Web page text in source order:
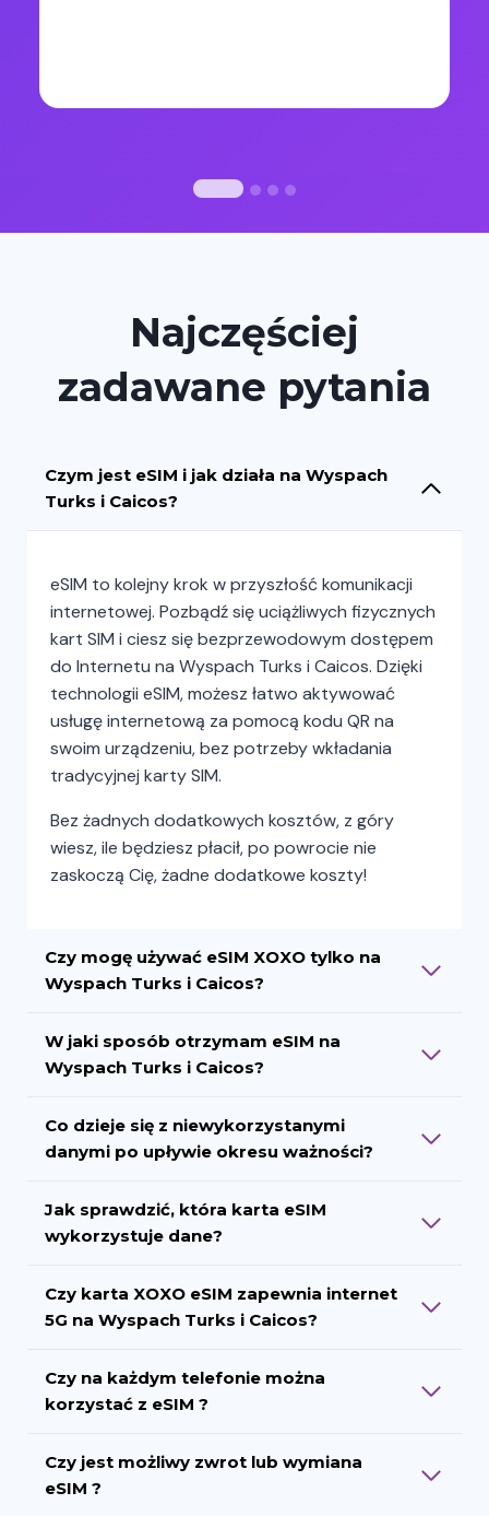
Najczęściej
zadawane pytania
Czym jest eSIM i jak działa na Wyspach
Turks i Caicos?
eSIM to kolejny krok w przyszłość komunikacji
internetowej. Pozbądź się uciążliwych fizycznych
kart SIM i ciesz się bezprzewodowym dostępem
do Internetu na Wyspach Turks i Caicos. Dzięki
technologii eSIM, możesz łatwo aktywować
usługę internetową za pomocą kodu QR na
swoim urządzeniu, bez potrzeby wkładania
tradycyjnej karty SIM.
Bez żadnych dodatkowych kosztów, z góry
wiesz, ile będziesz płacił, po powrocie nie
zaskoczą Cię, żadne dodatkowe koszty!
Czy mogę używać eSIM XOXO tylko na
Wyspach Turks i Caicos?
W jaki sposób otrzymam eSIM na
Wyspach Turks i Caicos?
Co dzieje się z niewykorzystanymi
danymi po upływie okresu ważności?
Jak sprawdzić, która karta eSIM
wykorzystuje dane?
Czy karta XOXO eSIM zapewnia internet
5G na Wyspach Turks i Caicos?
Czy na każdym telefonie można
korzystać z eSIM ?
Czy jest możliwy zwrot lub wymiana
eSIM ?